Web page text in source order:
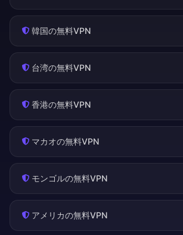
韓国の無料VPN
台湾の無料VPN
香港の無料VPN
マカオの無料VPN
モンゴルの無料VPN
アメリカの無料VPN